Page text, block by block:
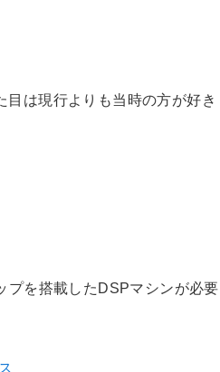
は現行よりも当時の方が好き
プを搭載したDSPマシンが必要